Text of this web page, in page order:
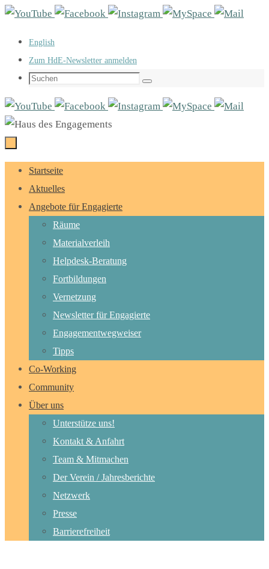
Zum
springen
English
Zum HdE-Newsletter anmelden
Suchen
Suchen
Zum
Inhalt
springen
Startseite
Aktuelles
Angebote für Engagierte
Räume
Materialverleih
Helpdesk-Beratung
Fortbildungen
Vernetzung
Newsletter für Engagierte
Engagementwegweiser
Tipps
Co-Working
Community
Über uns
Unterstütze uns!
Kontakt & Anfahrt
Team & Mitmachen
Der Verein / Jahresberichte
Netzwerk
Presse
Barrierefreiheit